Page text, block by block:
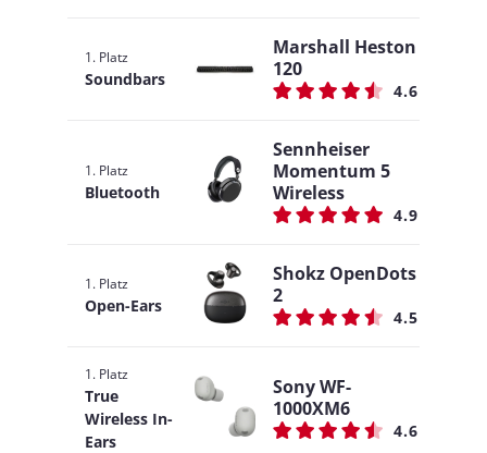
1. Platz
Soundbars
Marshall Heston
120
4.6
1. Platz
Bluetooth
Sennheiser
Momentum 5
Wireless
4.9
1. Platz
Open-Ears
Shokz OpenDots
2
4.5
1. Platz
True
Wireless In-
Ears
Sony WF-
1000XM6
4.6